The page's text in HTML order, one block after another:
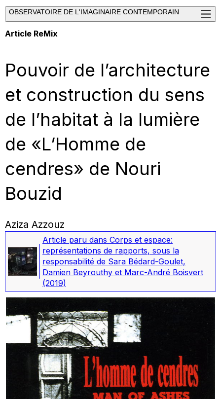
OBSERVATOIRE DE L'IMAGINAIRE CONTEMPORAIN
Article ReMix
Pouvoir de l’architecture
et construction du sens
de l’habitat à la lumière
de «L’Homme de
cendres» de Nouri
Bouzid
Aziza Azzouz
Article paru dans Corps et espace:
représentations de rapports, sous la
responsabilité de Sara Bédard-Goulet,
Damien Beyrouthy et Marc-André Boisvert
(2019)